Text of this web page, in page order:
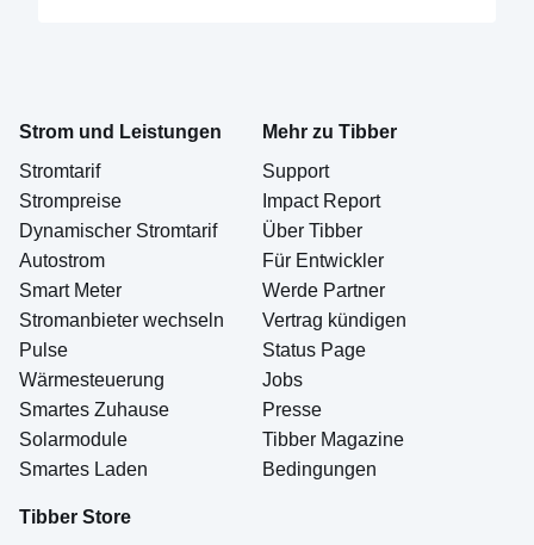
Strom und Leistungen
Stromtarif
Strompreise
Dynamischer Stromtarif
Autostrom
Smart Meter
Stromanbieter wechseln
Pulse
Wärmesteuerung
Smartes Zuhause
Solarmodule
Smartes Laden
Mehr zu Tibber
Support
Impact Report
Über Tibber
Für Entwickler
Werde Partner
Vertrag kündigen
Status Page
Jobs
Presse
Tibber Magazine
Bedingungen
Tibber Store